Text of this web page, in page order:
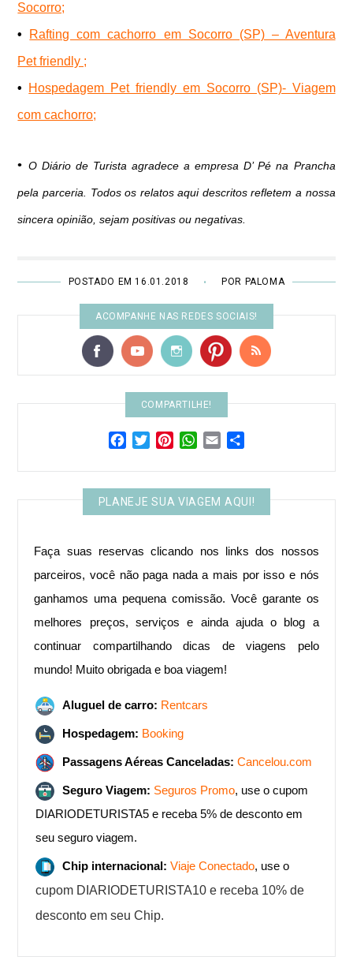
Socorro;
• Rafting com cachorro em Socorro (SP) – Aventura
Pet friendly ;
•
Hospedagem Pet friendly em Socorro (SP)- Viagem
com cachorro;
• O Diário de Turista agradece a empresa D’ Pé na Prancha
pela parceria. Todos os relatos aqui descritos refletem a nossa
sincera opinião, sejam positivas ou negativas.
POSTADO EM 16.01.2018 • POR PALOMA
ACOMPANHE NAS REDES SOCIAIS!
COMPARTILHE!
FacebookTwitterPinterestWhatsApp
Email
PLANEJE SUA VIAGEM AQUI!
Faça suas reservas clicando nos links dos nossos
parceiros, você não paga nada a mais por isso e nós
ganhamos uma pequena comissão. Você garante os
melhores preços, serviços e ainda ajuda o blog a
continuar compartilhando dicas de viagens pelo
mundo! ​Muito obrigada e boa viagem!
Aluguel de carro: Rentcars
Hospedagem: Booking
Passagens Aéreas Canceladas:Cancelou.com
Seguro Viagem: Seguros Promo, use o cupom
DIARIODETURISTA5 e receba 5% de desconto em
seu seguro viagem.
Chip internacional: Viaje Conectado, use o
cupom DIARIODETURISTA10 e receba 10% de
desconto em seu Chip.